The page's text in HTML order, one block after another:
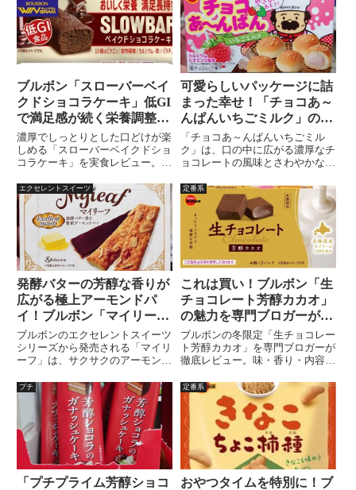
ブルボン「スローバーベイ
クドショコラケーキ」低GI
で満足感が続く栄養調整食
品が登場！
濃厚でしっとりとした口どけが楽
しめる「スローバーベイクドショ
コラケーキ」を実食レビュー。チ
力や味わい、購入できる場所を詳
しく紹介します。
可愛らしいパッケージに詰
まった幸せ！「チョコあ～
んぱんいちごミルク」の魅
力を紹介
「チョコあ～んぱんいちごミル
ク」は、口の中に広がる濃厚なチ
ョコレートの風味とさわやかな甘
ムとビタミンDが配合されてお
り、お子様の成長に必要な栄養素
を摂ることができます。従来の
「チョコあ～んぱん」とは異なる
いちごミルクチョコレートで充填
されており、一口食べると口いっ
ぱいに広がるおいしさを楽しめま
す。パッケージもコンパクトで可
愛らしく、お子様にも喜ばれる魅
力的な商品！
エクセレントスイーツ
発酵バターの芳醇な香りが
広がる極上アーモンドパ
イ！ブルボン「マイリー
フ」のレビュー
ブルボンのエクセレントスイーツ
シリーズから発売される「マイリ
ーフ」は、サクサクのアーモンド
ンドとマイルドなミルクチョコレ
ートの絶妙なバランスが魅力。軽
くて食べやすく、高級感溢れる味
わいを楽しめます。発酵バターの
贅沢な香りとアーモンドの風味が
口いっぱいに広がり、サクサクの
食感がやみつきに！
定番系
これは買い！ブルボン「生
チョコレート芳醇カカオ」
の魅力を専門ブロガーが紹
介
ブルボンの冬限定「生チョコレー
ト芳醇カカオ」を専門ブロガーが
徹底レビュー。味・香り・内容
詳しく解説。カカオの芳醇な香り
ととろける口どけを楽しめる、大
人のご褒美チョコとしておすすめ
です。
プチ
「プチプライム芳醇ショコ
定番系
おやつタイムを特別に！ブ